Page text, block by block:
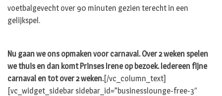
voetbalgevecht over 90 minuten gezien terecht in een
gelijkspel.
Nu gaan we ons opmaken voor carnaval. Over 2 weken spelen
we thuis en dan komt Prinses Irene op bezoek. Iedereen fijne
carnaval en tot over 2 weken.[/vc_column_text]
[vc_widget_sidebar sidebar_id=”businesslounge-free-3″